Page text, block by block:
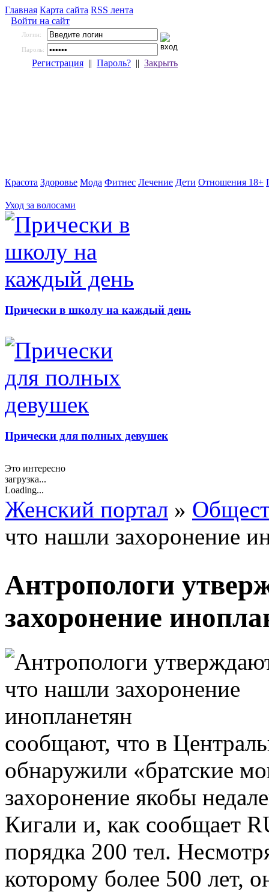
Главная Карта сайта RSS лента
Войти на сайт
Логин:
Пароль:
Регистрация || Пароль? || Закрыть
Красота Здоровье Мода Фитнес Лечение Дети Отношения 18+
Уход за волосами
Прически в школу на каждый день
Прически для полных девушек
Это интересно
загрузка...
Loading...
Женский портал »
что нашли захоронение
Антропологи
захоронение
сообщают, что в
обнаружили «братские
захоронение якобы
Кигали и, как сообщает
порядка 200 тел.
которому более 500 лет,